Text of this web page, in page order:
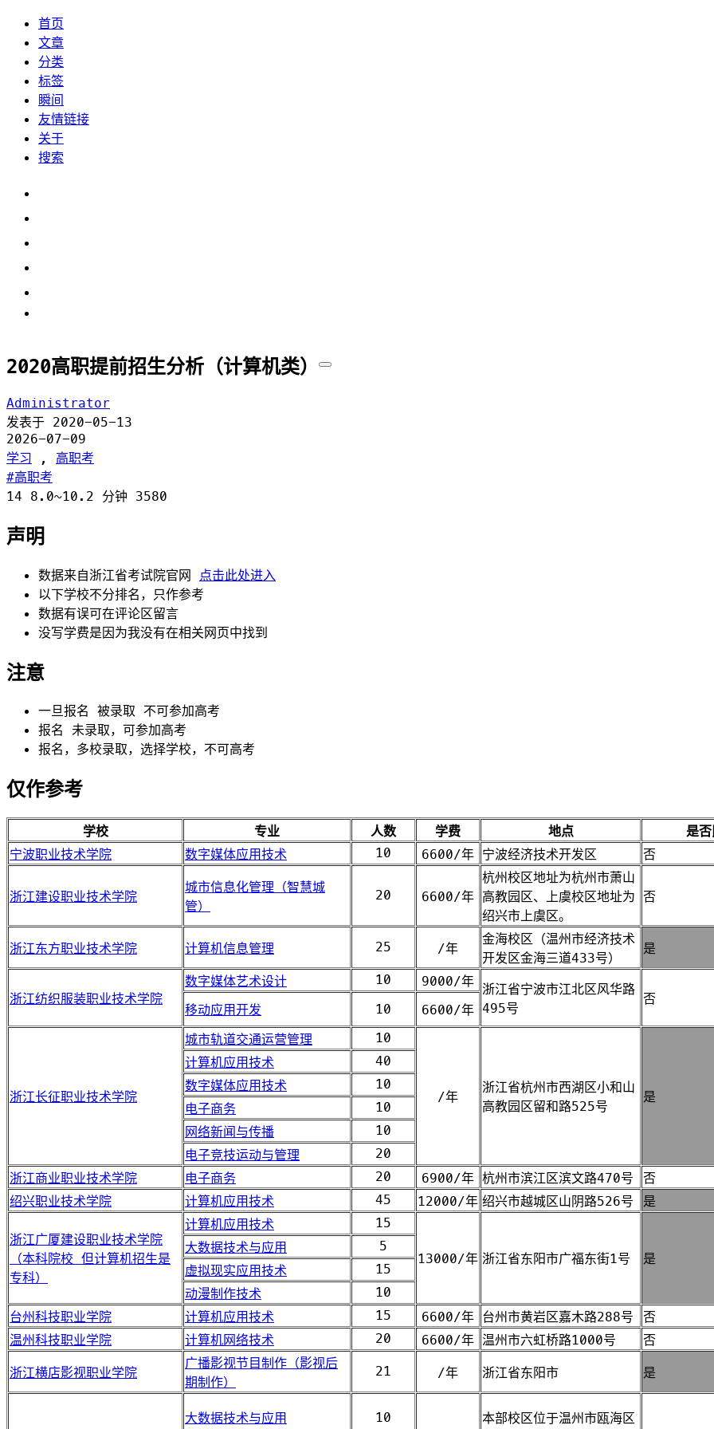
首页
文章
分类
标签
瞬间
友情链接
关于
搜索
2020高职提前招生分析（计算机类）
Administrator
发表于 2020-05-13
2026-07-09
学习
,
高职考
高职考
14 8.0~10.2 分钟 3580
声明
数据来自浙江省考试院官网 点击此处进入
以下学校不分排名，只作参考
数据有误可在评论区留言
没写学费是因为我没有在相关网页中找到
注意
一旦报名 被录取 不可参加高考
报名 未录取，可参加高考
报名，多校录取，选择学校，不可高考
仅作参考
学校 专业 人数 学费 地点
是
宁波职业技术学院
数字媒体应用技术 10 6600/年 宁波经济技术开发区 否
浙江建设职业技术学院
城市信息化管理（智慧城
管）
20 6600/年
杭州校区地址为杭州市萧山
高教园区、上虞校区地址为
绍兴市上虞区。
否
浙江东方职业技术学院 计算机信息管理 25 /年
金海校区（温州市经济技术
开发区金海三道433号）
是
浙江纺织服装职业技术学院
数字媒体艺术设计 10 9000/年 浙江省宁波市江北区风华路
495号
否
移动应用开发 10 6600/年
浙江长征职业技术学院
城市轨道交通运营管理 10
/年
浙江省杭州市西湖区小和山
高教园区留和路525号
是
计算机应用技术
40
数字媒体应用技术
10
电子商务
10
网络新闻与传播
10
电子竞技运动与管理
20
浙江商业职业技术学院
电子商务 20 6900/年 杭州市滨江区滨文路470号
否
绍兴职业技术学院
计算机应用技术 45 12000/年 绍兴市越城区山阴路526号 是
浙江广厦建设职业技术学院
（本科院校 但计算机招生是
专科）
计算机应用技术 15
13000/年 浙江省东阳市广福东街1号 是
大数据技术与应用
5
虚拟现实应用技术
15
动漫制作技术
10
台州科技职业学院
计算机应用技术 15 6600/年 台州市黄岩区嘉木路288号
否
温州科技职业学院
计算机网络技术 20 6600/年 温州市六虹桥路1000号
否
浙江横店影视职业学院
广播影视节目制作（影视后
期制作）
21 /年 浙江省东阳市 是
大数据技术与应用 10 本部校区位于温州市瓯海区